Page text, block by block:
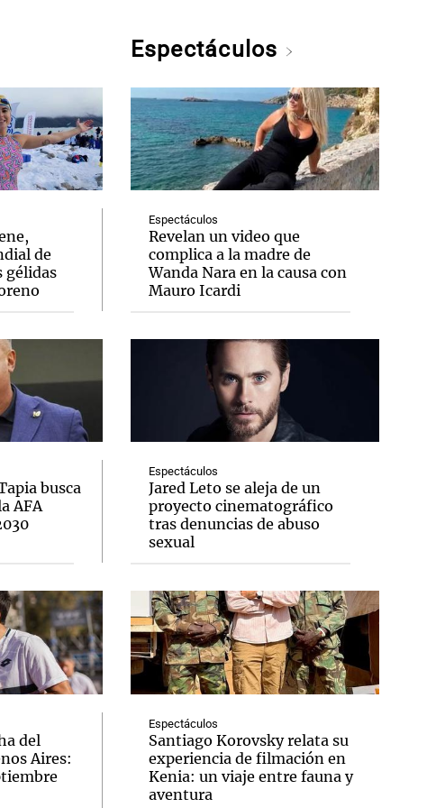
de
gélidas
busca
AFA
del
Aires:
Espectáculos
Espectáculos
Revelan un video que
complica a la madre de
Wanda Nara en la causa con
Mauro Icardi
Espectáculos
Jared Leto se aleja de un
proyecto cinematográfico
tras denuncias de abuso
sexual
Espectáculos
Santiago Korovsky relata su
experiencia de filmación en
Kenia: un viaje entre fauna y
aventura
Notas
3 en Groenlandia
Notas